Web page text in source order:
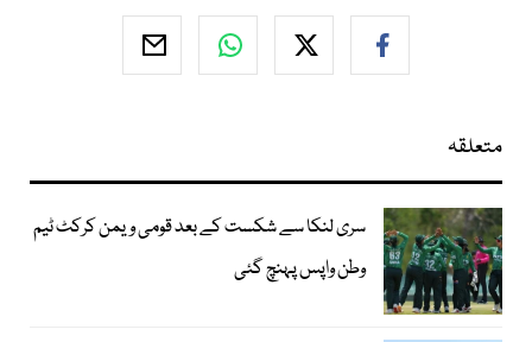
متعلقہ
سری لنکا سے شکست کے بعد قومی ویمن کرکٹ ٹیم
وطن واپس پہنچ گئی